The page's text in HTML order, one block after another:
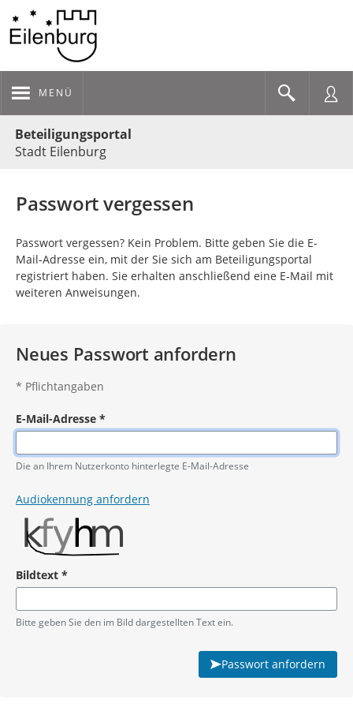
MENÜ
Beteiligungsportal
Stadt Eilenburg
Passwort vergessen
Passwort vergessen? Kein Problem. Bitte geben Sie die E-
Mail-Adresse ein, mit der Sie sich am Beteiligungsportal
registriert haben. Sie erhalten anschließend eine E-Mail mit
weiteren Anweisungen.
Neues Passwort anfordern
* Pflichtangaben
E-Mail-Adresse *
Pflichtangabe
Die an Ihrem Nutzerkonto hinterlegte E-Mail-Adresse
Audiokennung anfordern
Bildtext *
Pflichtangabe
Bitte geben Sie den im Bild dargestellten Text ein.
Passwort anfordern